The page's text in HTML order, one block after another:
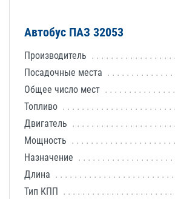
Автобус ПАЗ 32053
Производитель
Посадочные места
Общее число мест
Топливо
Двигатель
Мощность
Назначение
Длина
Тип КПП